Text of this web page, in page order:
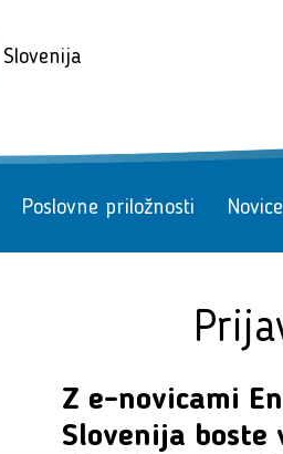
Slovenija
Poslovne priložnosti Novice
Z e-novicami
Slovenija boste